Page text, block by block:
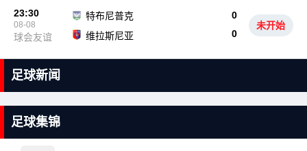
23:30
08-08
球会友谊
特布尼普克
0
0
维拉斯尼亚
未开始
足球新闻
足球集锦